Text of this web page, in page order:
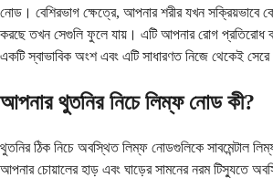
নোড। বেশিরভাগ ক্ষেত্রে, আপনার শরীর যখন সক্রিয়ভাবে
করছে তখন সেগুলি ফুলে যায়। এটি আপনার রোগ প্রতিরোধ
একটি স্বাভাবিক অংশ এবং এটি সাধারণত নিজে থেকেই সেরে
আপনার থুতনির নিচে লিম্ফ নোড কী?
থুতনির ঠিক নিচে অবস্থিত লিম্ফ নোডগুলিকে সাবমেন্টাল
আপনার চোয়ালের হাড় এবং ঘাড়ের সামনের নরম টিস্যুতে